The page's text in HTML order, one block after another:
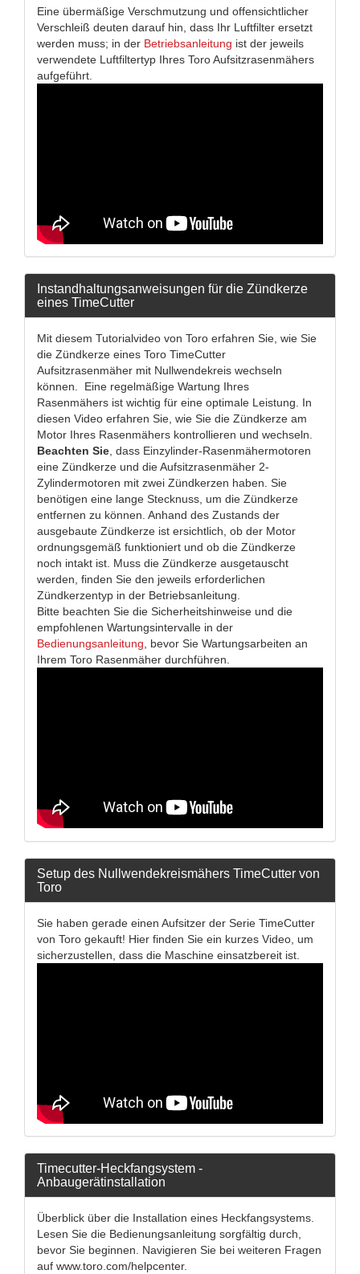
Eine übermäßige Verschmutzung und offensichtlicher
Verschleiß deuten darauf hin, dass Ihr Luftfilter ersetzt
werden muss; in der Betriebsanleitung ist der jeweils
verwendete Luftfiltertyp Ihres Toro Aufsitzrasenmähers
aufgeführt.
Instandhaltungsanweisungen für die Zündkerze
eines TimeCutter
Mit diesem Tutorialvideo von Toro erfahren Sie, wie Sie
die Zündkerze eines Toro TimeCutter
Aufsitzrasenmäher mit Nullwendekreis wechseln
können. Eine regelmäßige Wartung Ihres
Rasenmähers ist wichtig für eine optimale Leistung. In
diesen Video erfahren Sie, wie Sie die Zündkerze am
Motor Ihres Rasenmähers kontrollieren und wechseln.
Beachten Sie, dass Einzylinder-Rasenmähermotoren
eine Zündkerze und die Aufsitzrasenmäher 2-
Zylindermotoren mit zwei Zündkerzen haben. Sie
benötigen eine lange Stecknuss, um die Zündkerze
entfernen zu können. Anhand des Zustands der
ausgebaute Zündkerze ist ersichtlich, ob der Motor
ordnungsgemäß funktioniert und ob die Zündkerze
noch intakt ist. Muss die Zündkerze ausgetauscht
werden, finden Sie den jeweils erforderlichen
Zündkerzentyp in der Betriebsanleitung.
Bitte beachten Sie die Sicherheitshinweise und die
empfohlenen Wartungsintervalle in der
Bedienungsanleitung, bevor Sie Wartungsarbeiten an
Ihrem Toro Rasenmäher durchführen.
Setup des Nullwendekreismähers TimeCutter von
Toro
Sie haben gerade einen Aufsitzer der Serie TimeCutter
von Toro gekauft! Hier finden Sie ein kurzes Video, um
sicherzustellen, dass die Maschine einsatzbereit ist.
Timecutter-Heckfangsystem -
Anbaugerätinstallation
Überblick über die Installation eines Heckfangsystems.
Lesen Sie die Bedienungsanleitung sorgfältig durch,
bevor Sie beginnen. Navigieren Sie bei weiteren Fragen
auf www.toro.com/helpcenter.